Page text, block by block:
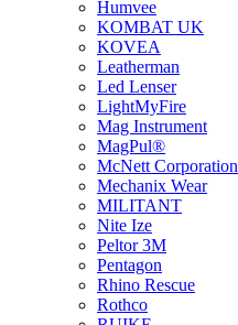
Humvee
KOMBAT UK
KOVEA
Leatherman
Led Lenser
LightMyFire
Mag Instrument
MagPul®
McNett Corporation
Mechanix Wear
MILITANT
Nite Ize
Peltor 3M
Pentagon
Rhino Rescue
Rothco